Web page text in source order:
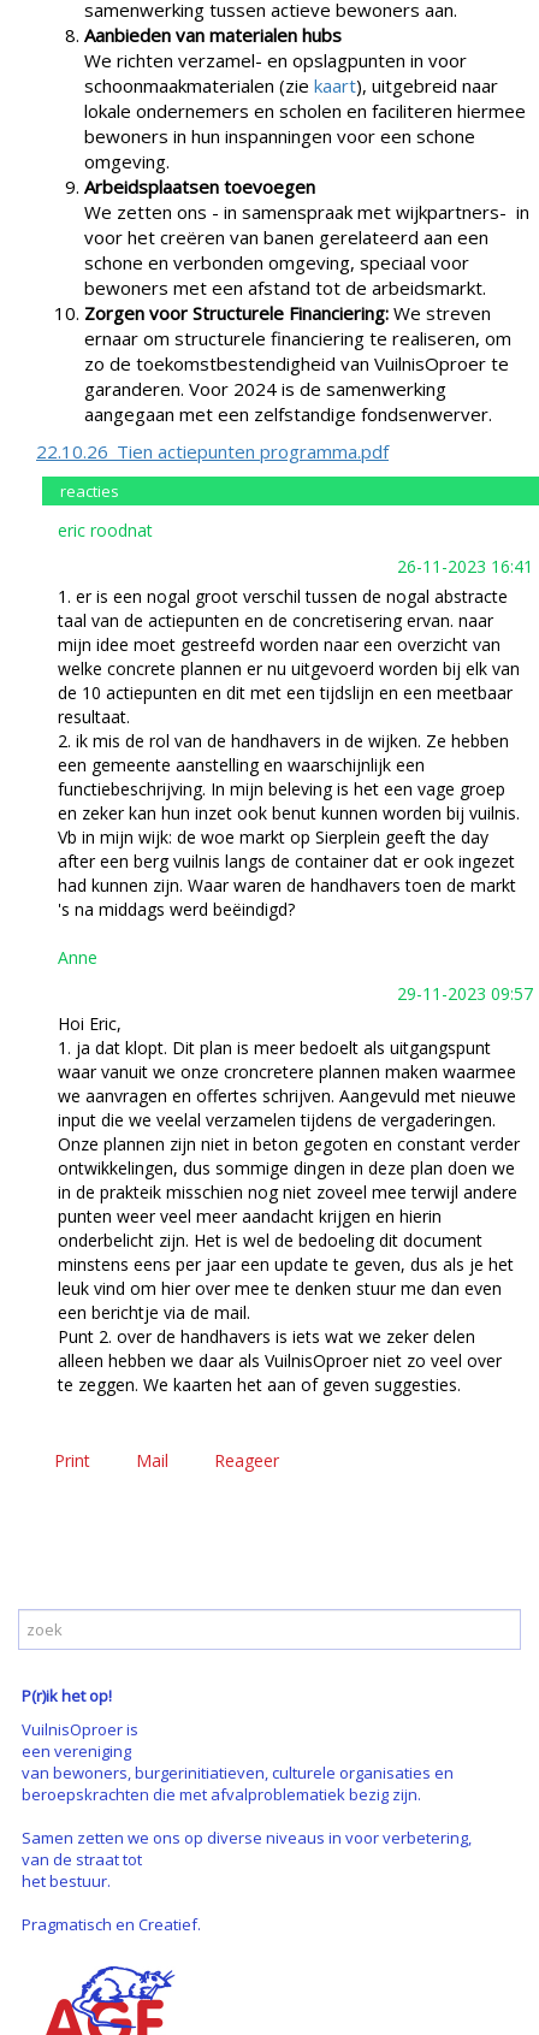
samenwerking tussen actieve bewoners aan.
Aanbieden van materialen hubs
We richten verzamel- en opslagpunten in voor
schoonmaakmaterialen (zie kaart), uitgebreid naar
lokale ondernemers en scholen en faciliteren hiermee
bewoners in hun inspanningen voor een schone
omgeving.
Arbeidsplaatsen toevoegen
We zetten ons - in samenspraak met wijkpartners- in
voor het creëren van banen gerelateerd aan een
schone en verbonden omgeving, speciaal voor
bewoners met een afstand tot de arbeidsmarkt.
Zorgen voor Structurele Financiering: We streven
ernaar om structurele financiering te realiseren, om
zo de toekomstbestendigheid van VuilnisOproer te
garanderen. Voor 2024 is de samenwerking
aangegaan met een zelfstandige fondsenwerver.
22.10.26_Tien actiepunten programma.pdf
reacties
eric roodnat
26-11-2023 16:41
1. er is een nogal groot verschil tussen de nogal abstracte
taal van de actiepunten en de concretisering ervan. naar
mijn idee moet gestreefd worden naar een overzicht van
welke concrete plannen er nu uitgevoerd worden bij elk van
de 10 actiepunten en dit met een tijdslijn en een meetbaar
resultaat.
2. ik mis de rol van de handhavers in de wijken. Ze hebben
een gemeente aanstelling en waarschijnlijk een
functiebeschrijving. In mijn beleving is het een vage groep
en zeker kan hun inzet ook benut kunnen worden bij vuilnis.
Vb in mijn wijk: de woe markt op Sierplein geeft the day
after een berg vuilnis langs de container dat er ook ingezet
had kunnen zijn. Waar waren de handhavers toen de markt
's na middags werd beëindigd?
Anne
29-11-2023 09:57
Hoi Eric,
1. ja dat klopt. Dit plan is meer bedoelt als uitgangspunt
waar vanuit we onze croncretere plannen maken waarmee
we aanvragen en offertes schrijven. Aangevuld met nieuwe
input die we veelal verzamelen tijdens de vergaderingen.
Onze plannen zijn niet in beton gegoten en constant verder
ontwikkelingen, dus sommige dingen in deze plan doen we
in de prakteik misschien nog niet zoveel mee terwijl andere
punten weer veel meer aandacht krijgen en hierin
onderbelicht zijn. Het is wel de bedoeling dit document
minstens eens per jaar een update te geven, dus als je het
leuk vind om hier over mee te denken stuur me dan even
een berichtje via de mail.
Punt 2. over de handhavers is iets wat we zeker delen
alleen hebben we daar als VuilnisOproer niet zo veel over
te zeggen. We kaarten het aan of geven suggesties.
Print Mail Reageer
P(r)ik het op!
VuilnisOproer is
een vereniging
van bewoners, burgerinitiatieven, culturele organisaties en
beroepskrachten die met afvalproblematiek bezig zijn.
Samen zetten we ons op diverse niveaus in voor verbetering,
van de straat tot
het bestuur.
Pragmatisch en Creatief.